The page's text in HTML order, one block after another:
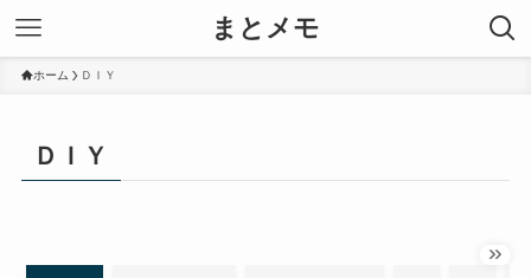
まとメモ
ホーム ＤＩＹ
ＤＩＹ